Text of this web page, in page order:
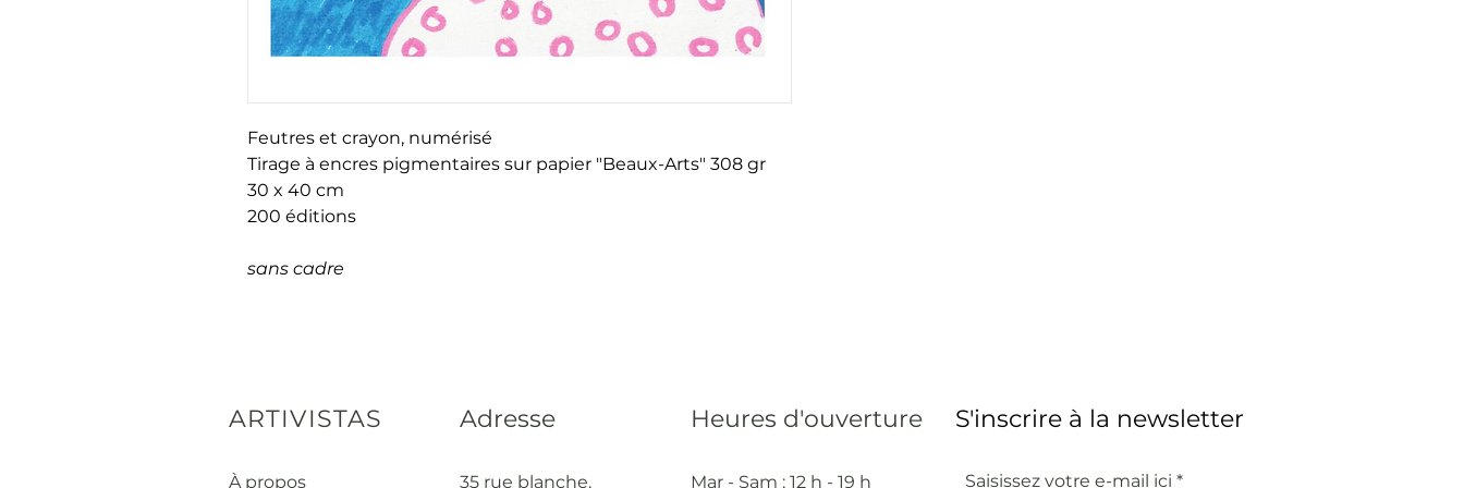
Feutres et crayon, numérisé
Tirage à encres pigmentaires sur papier "Beaux-Arts" 308 gr
30 x 40 cm
200 éditions
sans cadre
ARTIVISTAS Adresse Heures d'ouverture
À propos 35 rue blanche, Mar - Sam : 12 h - 19 h
S'inscrire à la newsletter
Saisissez votre e-mail ici